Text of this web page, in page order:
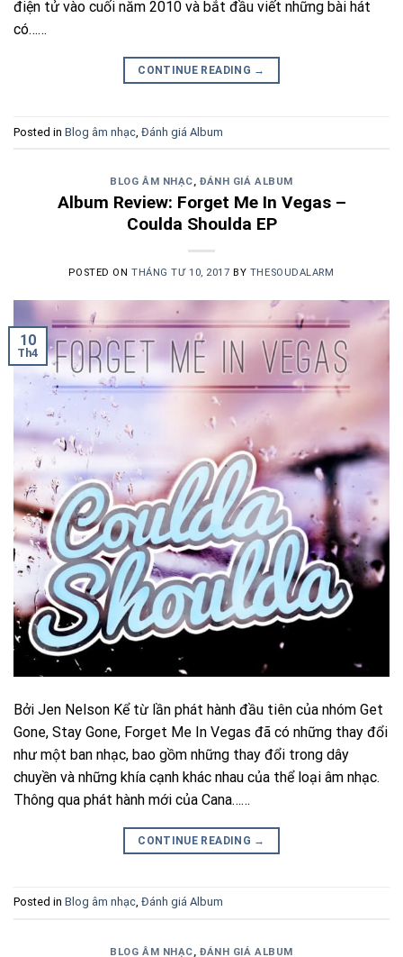
điện tử vào cuối năm 2010 và bắt đầu viết những bài hát
có……
CONTINUE READING →
Posted in Blog âm nhạc Đánh giá Album
BLOG ÂM NHẠC, ĐÁNH GIÁ ALBUM
Album Review: Forget Me In Vegas –
Coulda Shoulda EP
POSTED ONTHÁNG TƯ 10, 2017 BY THESOUDALARM
10
Th4
Bởi Jen Nelson Kể từ lần phát hành đầu tiên của nhóm Get
Gone, Stay Gone, Forget Me In Vegas đã có những thay đổi
như một ban nhạc, bao gồm những thay đổi trong dây
chuyền và những khía cạnh khác nhau của thể loại âm nhạc.
Thông qua phát hành mới của Cana……
CONTINUE READING →
Posted in Blog âm nhạc, Đánh giá Album
BLOG ÂM NHẠC, ĐÁNH GIÁ ALBUM